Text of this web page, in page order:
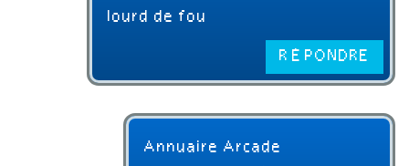
lourd de fou
RÉPONDRE
Annuaire Arcade